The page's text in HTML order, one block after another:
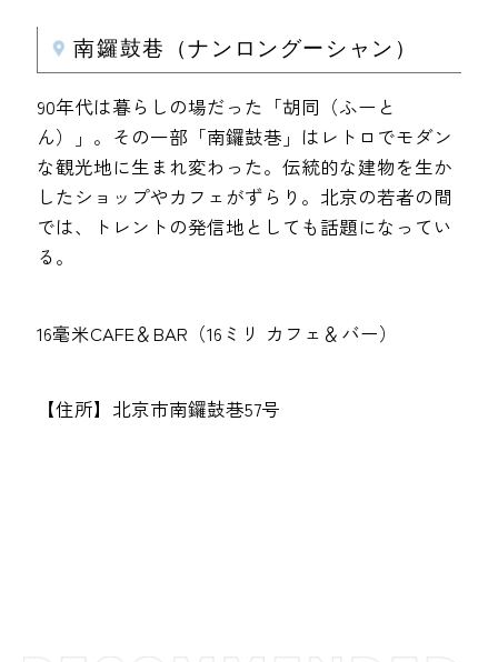
南鑼鼓巷（ナンロングーシャン）
90年代は暮らしの場だった「胡同（ふーと
ん）」。その一部「南鑼鼓巷」はレトロでモダン
な観光地に生まれ変わった。伝統的な建物を生か
したショップやカフェがずらり。北京の若者の間
では、トレントの発信地としても話題になってい
る。
16毫米CAFE＆BAR（16ミリ カフェ＆バー）
【住所】北京市南鑼鼓巷57号